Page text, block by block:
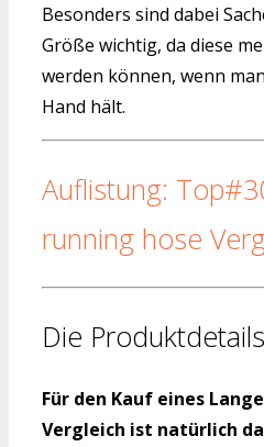
Besonders sind dabei
Größe wichtig, da diese
werden können, wenn
Hand hält.
Auflistung:
running hose
Die Produktdetails
Für den Kauf eines
Vergleich ist natürlich